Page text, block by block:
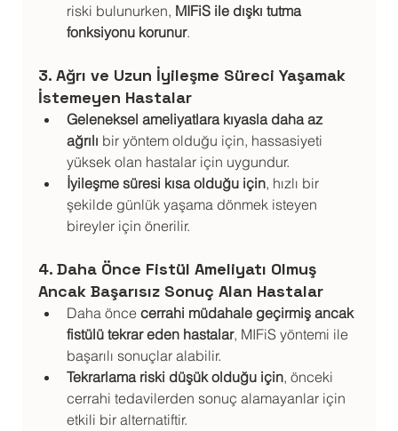
riski bulunurken, MIFiS ile dışkı tutma
fonksiyonu korunur.
3. Ağrı ve Uzun İyileşme Süreci Yaşamak
İstemeyen Hastalar
Geleneksel ameliyatlara kıyasla daha az
ağrılı bir yöntem olduğu için, hassasiyeti
yüksek olan hastalar için uygundur.
İyileşme süresi kısa olduğu için, hızlı bir
şekilde günlük yaşama dönmek isteyen
bireyler için önerilir.
4. Daha Önce Fistül Ameliyatı Olmuş
Ancak Başarısız Sonuç Alan Hastalar
Daha önce cerrahi müdahale geçirmiş ancak
fistülü tekrar eden hastalar, MIFiS yöntemi ile
başarılı sonuçlar alabilir.
Tekrarlama riski düşük olduğu için, önceki
cerrahi tedavilerden sonuç alamayanlar için
etkili bir alternatiftir.